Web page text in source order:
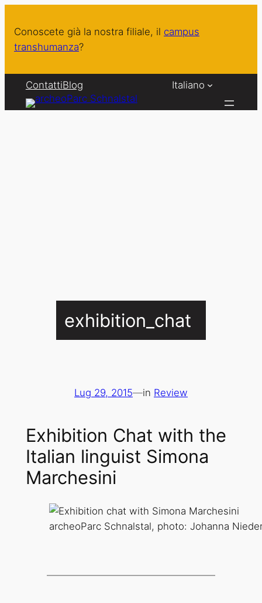
contenuto
Conoscete già la nostra filiale, il campus
transhumanza?
ContattiBlog Italiano
exhibition_chat
Lug 29, 2015—in Review
Exhibition Chat with the
Italian linguist Simona
Marchesini
archeoParc Schnalstal, photo: Johanna